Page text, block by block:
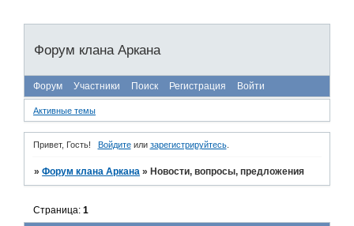
Форум клана Аркана
Форум Участники Поиск Регистрация Войти
Активные темы
Привет, Гость! Войдитеили зарегистрируйтесь.
»Форум клана Аркана » Новости, вопросы, предложения
Страница:1